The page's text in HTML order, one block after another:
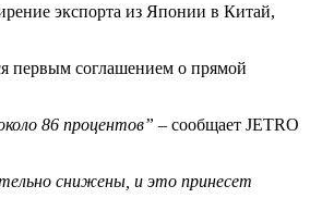
экспорта из Японии в Китай,
первым соглашением о прямой
86 процентов” – сообщает JETRO
снижены, и это принесет